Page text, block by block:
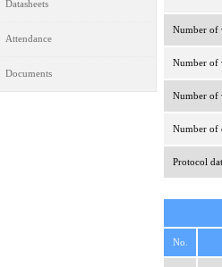
Datasheets
Attendance
Documents
Number of
Number of
Number of
Number of
Protocol
No.